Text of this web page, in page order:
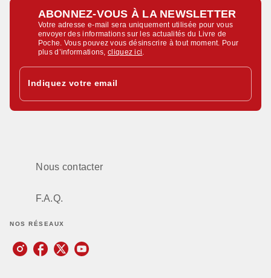
ABONNEZ-VOUS À LA NEWSLETTER
Votre adresse e-mail sera uniquement utilisée pour vous
envoyer des informations sur les actualités du Livre de
Poche. Vous pouvez vous désinscrire à tout moment. Pour
plus d’informations,cliquez ici
Indiquez votre email
Nous contacter
F.A.Q.
NOS RÉSEAUX